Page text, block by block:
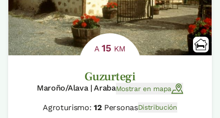
A15 KM
Guzurtegi
Maroño/Alava | ArabaMostrar en mapa
Agroturismo:12 PersonasDistribución